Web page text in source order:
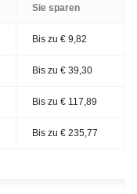
Sie sparen
Bis zu € 9,82
Bis zu € 39,30
Bis zu € 117,89
Bis zu € 235,77